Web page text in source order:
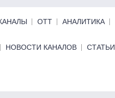
ОТТ АНАЛИТИКА
НОВОСТИ КАНАЛОВ СТАТЬИ